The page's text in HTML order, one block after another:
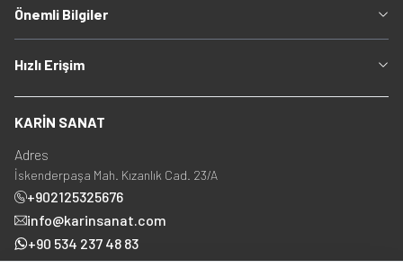
Önemli Bilgiler
Hızlı Erişim
KARİN SANAT
Adres
İskenderpaşa Mah. Kızanlık Cad. 23/A
+902125325676
info@karinsanat.com
+90 534 237 48 83